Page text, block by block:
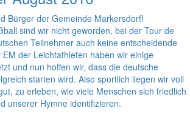
Bürger der Gemeinde Markersdorf!
sind wir nicht geworden, bei der Tour de
Teilnehmer auch keine entscheidende
der Leichtathleten haben wir einige
und nun hoffen wir, dass die deutsche
starten wird. Also sportlich liegen wir voll
zu erleben, wie viele Menschen sich friedlich
unserer Hymne identifizieren.